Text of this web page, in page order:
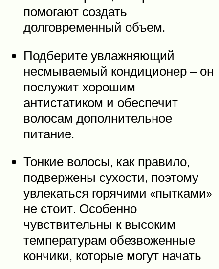
помогают создать
долговременный объем.
Подберите увлажняющий
несмываемый кондиционер – он
послужит хорошим
антистатиком и обеспечит
волосам дополнительное
питание.
Тонкие волосы, как правило,
подвержены сухости, поэтому
увлекаться горячими «пытками»
не стоит. Особенно
чувствительны к высоким
температурам обезвоженные
кончики, которые могут начать